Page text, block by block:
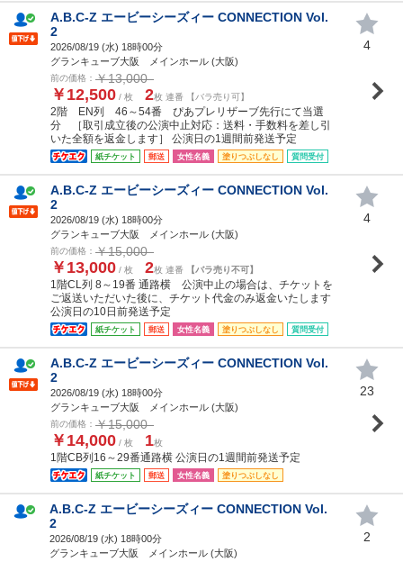
A.B.C-Z エービーシーズィー CONNECTION Vol.
2
2026/08/19 (水) 18時00分
グランキューブ大阪 メインホール (大阪)
前の価格： ￥13,000
￥12,500 / 枚 2枚 連番 【バラ売り可】
2階 EN列 46～54番 ぴあプレリザーブ先行にて当選
分 ［取引成立後の公演中止対応：送料・手数料を差し引
いた全額を返金します］ 公演日の1週間前発送予定
紙チケット 郵送 女性名義 塗りつぶしなし 質問受付
4
A.B.C-Z エービーシーズィー CONNECTION Vol.
2
2026/08/19 (水) 18時00分
グランキューブ大阪 メインホール (大阪)
前の価格： ￥15,000
￥13,000 / 枚 2枚 連番 【バラ売り不可】
1階CL列 8～19番 通路横 公演中止の場合は、チケットを
ご返送いただいた後に、チケット代金のみ返金いたします
公演日の10日前発送予定
紙チケット 郵送 女性名義 塗りつぶしなし 質問受付
4
A.B.C-Z エービーシーズィー CONNECTION Vol.
2
2026/08/19 (水) 18時00分
グランキューブ大阪 メインホール (大阪)
前の価格： ￥15,000
￥14,000 / 枚 1枚
1階CB列16～29番通路横 公演日の1週間前発送予定
紙チケット 郵送 女性名義 塗りつぶしなし
23
A.B.C-Z エービーシーズィー CONNECTION Vol.
2
2026/08/19 (水) 18時00分
グランキューブ大阪 メインホール (大阪)
2